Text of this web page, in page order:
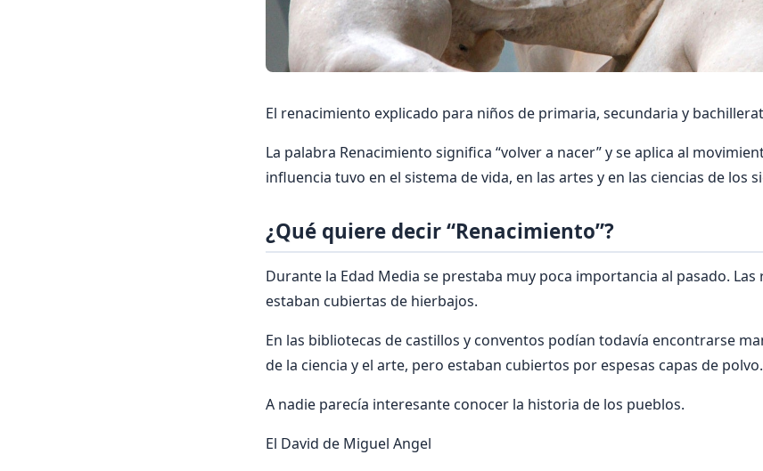
El renacimiento explicado para niños de primaria, secundaria y
La palabra Renacimiento significa “volver a nacer” y se aplica al
inﬂuencia tuvo en el sistema de vida, en las artes y en las ciencias de los
¿Qué quiere decir “Renacimiento”?
Durante la Edad Media se prestaba muy poca importancia al pasado. Las
estaban cubiertas de hierbajos.
En las bibliotecas de castillos y conventos podían todavía encontrarse
de la ciencia y el arte, pero estaban cubiertos por espesas capas de
A nadie parecía interesante conocer la historia de los pueblos.
El David de Miguel Angel